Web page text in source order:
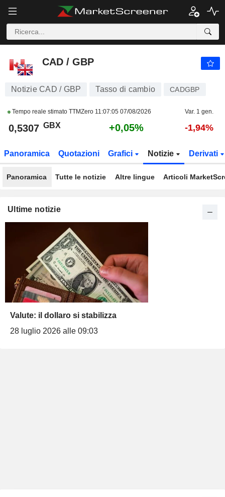
CAD / GBP
CAD / GBP
Notizie CAD / GBP Tasso di cambio CADGBP
Tempo reale stimato TTMZero 11:07:05 07/08/2026 Var. 1 gen.
0,5307 GBX +0,05% -1,94%
Panoramica Quotazioni Grafici Notizie Derivati
Panoramica Tutte le notizie Altre lingue Articoli
Ultime notizie
Valute: il dollaro si stabilizza
28 luglio 2026 alle 09:03